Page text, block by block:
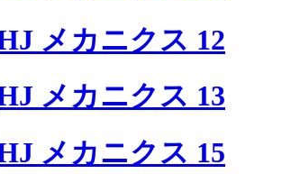
メカニクス 12
メカニクス 13
メカニクス 15